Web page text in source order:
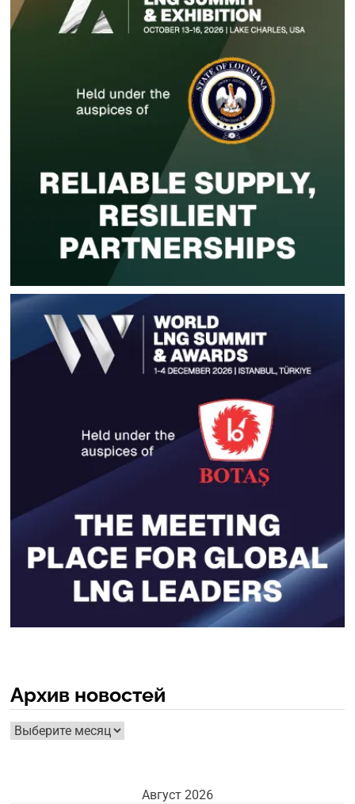
Архив новостей
Архив
новостей
Август 2026